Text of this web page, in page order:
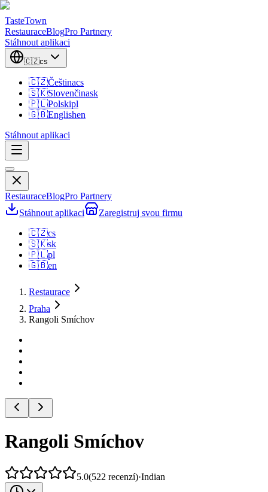
TasteTown
RestauraceBlogPro Partnery
Stáhnout aplikaci
🇨🇿cs
🇨🇿Češtinacs
🇸🇰Slovenčinask
🇵🇱Polskipl
🇬🇧Englishen
Stáhnout aplikaci
RestauraceBlogPro Partnery
Stáhnout aplikaci
Zaregistruj svou firmu
🇨🇿cs
🇸🇰sk
🇵🇱pl
🇬🇧en
Restaurace
Praha
Rangoli Smíchov
Rangoli Smíchov
5.0(522 recenzí)·Indian